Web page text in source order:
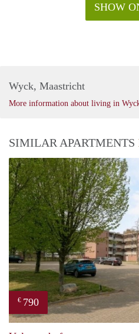
SHOW
Wyck, Maastricht
More information about living in
SIMILAR APARTMENTS
€ 790